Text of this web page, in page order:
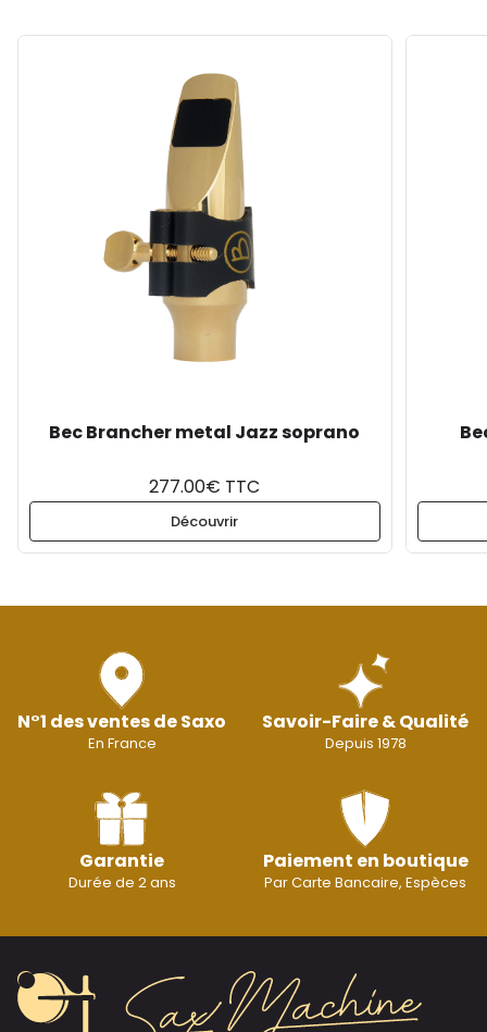
Bec Brancher metal Jazz soprano
277.00€ TTC
Découvrir
N°1 des ventes de Saxo
En France
Savoir-Faire & Qualité
Depuis 1978
Garantie
Durée de 2 ans
Paiement en boutique
Par Carte Bancaire, Espèces